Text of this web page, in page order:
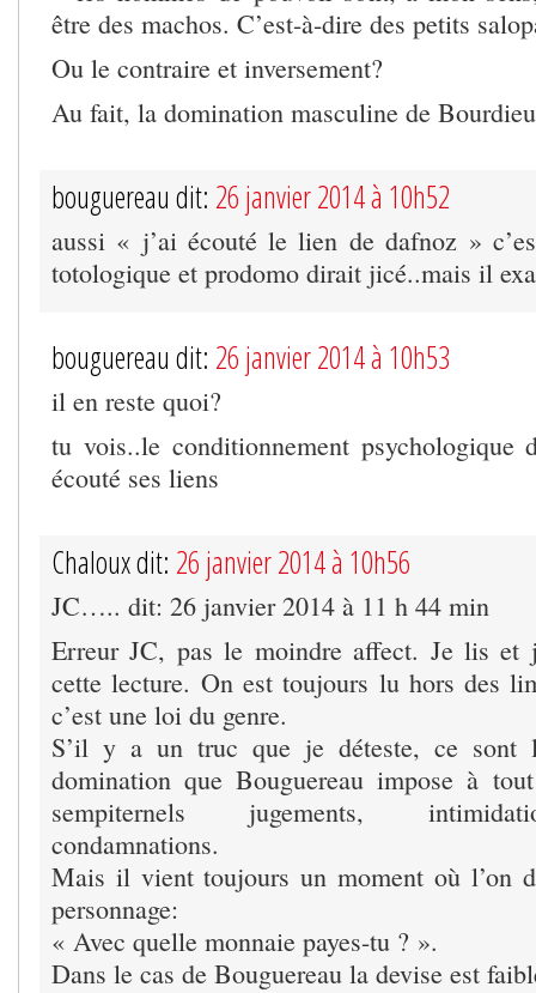
être des machos. C’est-à-dire des petits
Ou le contraire et inversement?
Au fait, la domination masculine de
bouguereau dit: 26 janvier 2014 à 10h52
aussi « j’ai écouté le lien de dafnoz »
totologique et prodomo dirait jicé..mais il
bouguereau dit: 26 janvier 2014 à 10h53
il en reste quoi?
tu vois..le conditionnement psychologique
écouté ses liens
Chaloux dit: 26 janvier 2014 à 10h56
JC….. dit: 26 janvier 2014 à 11 h 44 min
Erreur JC, pas le moindre affect. Je lis et
cette lecture. On est toujours lu hors des
c’est une loi du genre.
S’il y a un truc que je déteste, ce sont
domination que Bouguereau impose à
sempiternels jugements,
condamnations.
Mais il vient toujours un moment où l’on
personnage:
« Avec quelle monnaie payes-tu ? ».
Dans le cas de Bouguereau la devise est